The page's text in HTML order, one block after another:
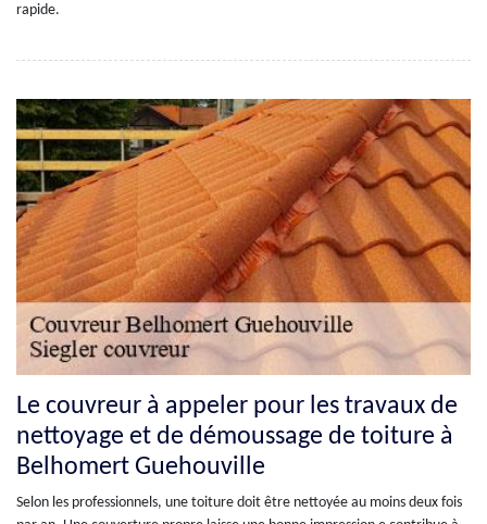
rapide.
Le couvreur à appeler pour les travaux de
nettoyage et de démoussage de toiture à
Belhomert Guehouville
Selon les professionnels, une toiture doit être nettoyée au moins deux fois